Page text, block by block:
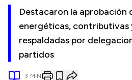
Destacaron la aprobación
energéticas, contributivas
respaldadas por
partidos
3 MIN